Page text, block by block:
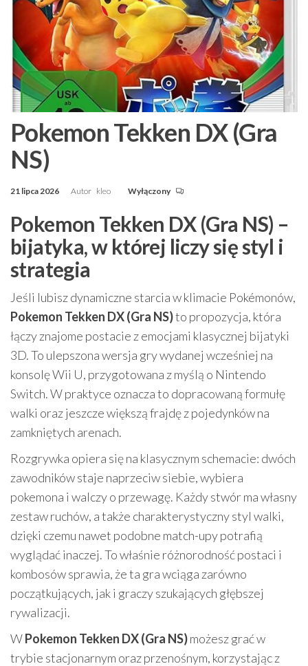
Pokemon Tekken DX (Gra
NS)
21 lipca 2026 Autor kleo Wyłączony
Pokemon Tekken DX (Gra NS) –
bijatyka, w której liczy się styl i
strategia
Jeśli lubisz dynamiczne starcia w klimacie Pokémonów,
Pokemon Tekken DX (Gra NS)to propozycja, która
łączy znajome postacie z emocjami klasycznej bijatyki
3D. To ulepszona wersja gry wydanej wcześniej na
konsolę Wii U, przygotowana z myślą o Nintendo
Switch. W praktyce oznacza to dopracowaną formułę
walki oraz jeszcze większą frajdę z pojedynków na
zamkniętych arenach.
Rozgrywka opiera się na klasycznym schemacie: dwóch
zawodników staje naprzeciw siebie, wybiera
pokemona i walczy o przewagę. Każdy stwór ma własny
zestaw ruchów, a także charakterystyczny styl walki,
dzięki czemu nawet podobne match-upy potrafią
wyglądać inaczej. To właśnie różnorodność postaci i
kombosów sprawia, że ta gra wciąga zarówno
początkujących, jak i graczy szukających głębszej
rywalizacji.
WPokemon Tekken DX (Gra NS)możesz grać w
trybie stacjonarnym oraz przenośnym, korzystając z